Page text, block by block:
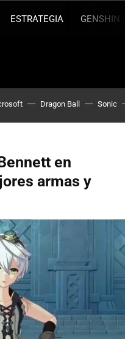
ESTRATEGIA GENSHIN
Dragon Ball Sonic
en
armas y